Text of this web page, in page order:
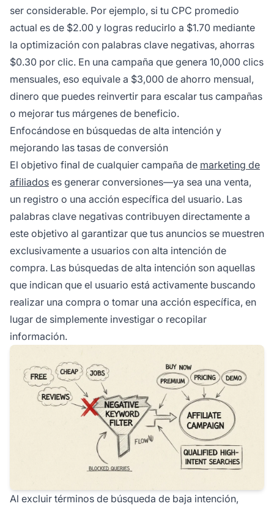
ser considerable. Por ejemplo, si tu CPC promedio
actual es de $2.00 y logras reducirlo a $1.70 mediante
la optimización con palabras clave negativas, ahorras
$0.30 por clic. En una campaña que genera 10,000 clics
mensuales, eso equivale a $3,000 de ahorro mensual,
dinero que puedes reinvertir para escalar tus campañas
o mejorar tus márgenes de beneficio.
Enfocándose en búsquedas de alta intención y
mejorando las tasas de conversión
El objetivo final de cualquier campaña de marketing de
afiliados es generar conversiones—ya sea una venta,
un registro o una acción específica del usuario. Las
palabras clave negativas contribuyen directamente a
este objetivo al garantizar que tus anuncios se muestren
exclusivamente a usuarios con alta intención de
compra. Las búsquedas de alta intención son aquellas
que indican que el usuario está activamente buscando
realizar una compra o tomar una acción específica, en
lugar de simplemente investigar o recopilar
información.
Al excluir términos de búsqueda de baja intención,